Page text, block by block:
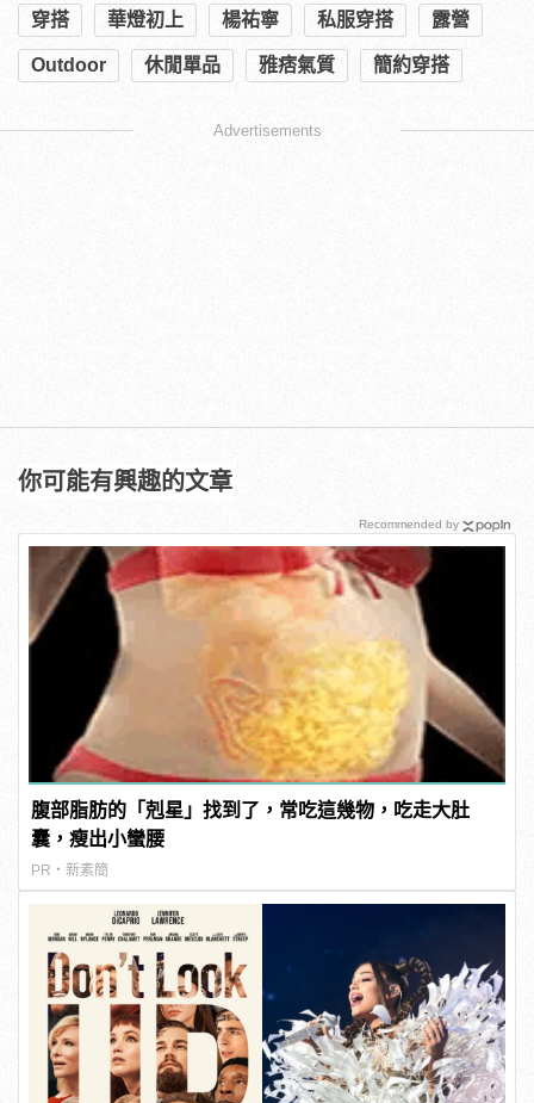
穿搭 華燈初上 楊祐寧 私服穿搭 露營
Outdoor 休閒單品 雅痞氣質 簡約穿搭
Advertisements
你可能有興趣的文章
腹部脂肪的「剋星」找到了，常吃這幾物，吃走大肚
囊，瘦出小蠻腰
PR・新素簡
Recommended by